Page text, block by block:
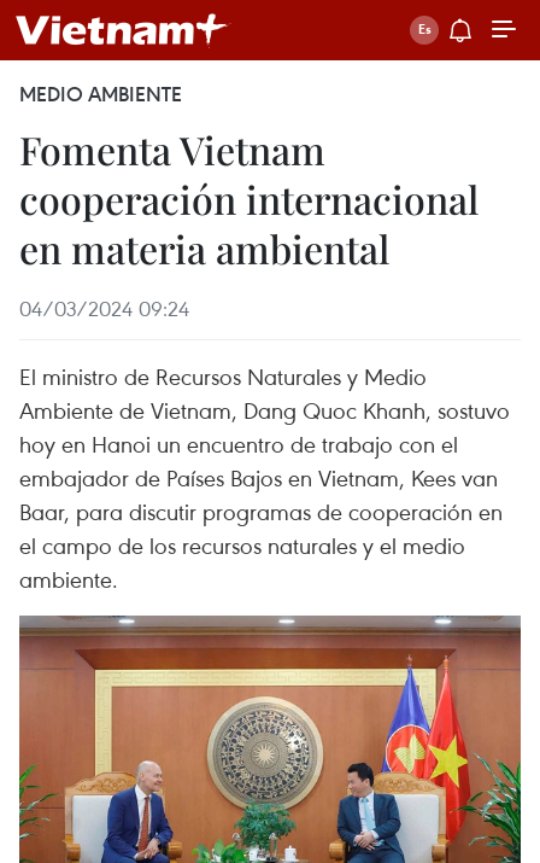
MEDIO AMBIENTE
Fomenta Vietnam
cooperación internacional
en materia ambiental
04/03/2024 09:24
El ministro de Recursos Naturales y Medio
Ambiente de Vietnam, Dang Quoc Khanh, sostuvo
hoy en Hanoi un encuentro de trabajo con el
embajador de Países Bajos en Vietnam, Kees van
Baar, para discutir programas de cooperación en
el campo de los recursos naturales y el medio
ambiente.